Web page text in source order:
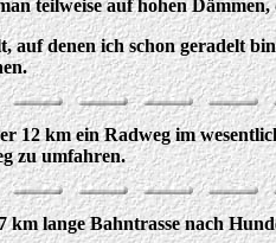
teilweise auf hohen
auf denen ich schon
12 km ein Radweg im
zu umfahren.
lange Bahntrasse nach